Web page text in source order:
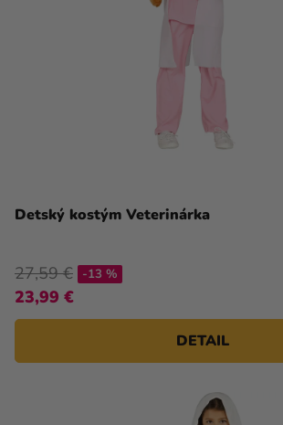
Detský kostým Veterinárka
27,59 €
23,99 €
-13 %
DETAIL